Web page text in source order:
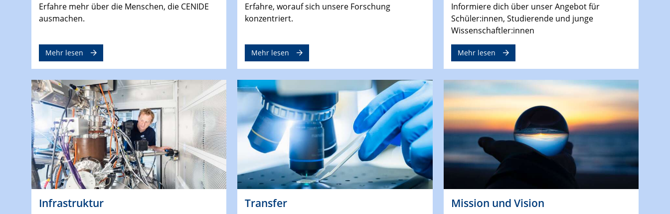
Erfahre mehr über die Menschen, die CENIDE
ausmachen.
Mehr lesen
Erfahre, worauf sich unsere Forschung
konzentriert.
Mehr lesen
Informiere dich über unser Angebot für
Schüler:innen, Studierende und junge
Wissenschaftler:innen
Mehr lesen
Infrastruktur Transfer Mission und Vision